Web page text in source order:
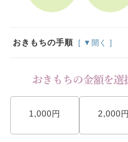
おきもちの手順 [ ▼開く ]
1,000円 2,000円